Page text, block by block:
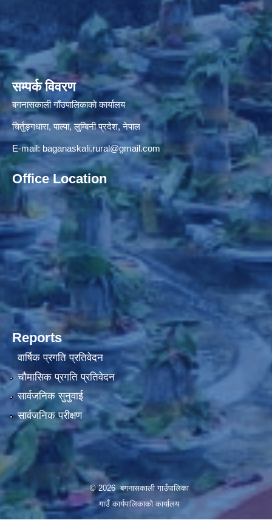
सम्पर्क विवरण
बगनासकाली गाँउपालिकाकाे कार्यालय
चिर्तुङ्गधारा, पाल्पा, लुम्बिनी प्रदेश, नेपाल
E-mail: baganaskali.rural@gmail.com
Office Location
Reports
वार्षिक प्रगति प्रतिवेदन
चौमासिक प्रगति प्रतिवेदन
सार्वजनिक सुनुवाई
सार्वजनिक परीक्षण
© 2026 बगनासकाली गाउँपालिका
गाउँ कार्यपालिकाको कार्यालय